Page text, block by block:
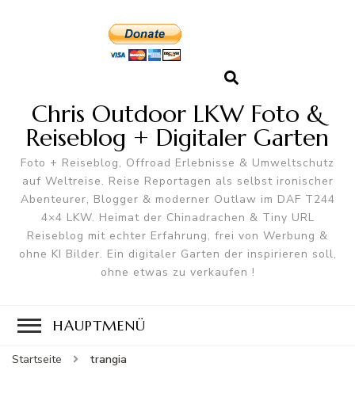
Chris Outdoor LKW Foto &
Reiseblog + Digitaler Garten
Foto + Reiseblog, Offroad Erlebnisse & Umweltschutz
auf Weltreise. Reise Reportagen als selbst ironischer
Abenteurer, Blogger & moderner Outlaw im DAF T244
4×4 LKW. Heimat der Chinadrachen & Tiny URL
Reiseblog mit echter Erfahrung, frei von Werbung &
ohne KI Bilder. Ein digitaler Garten der inspirieren soll,
ohne etwas zu verkaufen !
HAUPTMENÜ
Startseite trangia